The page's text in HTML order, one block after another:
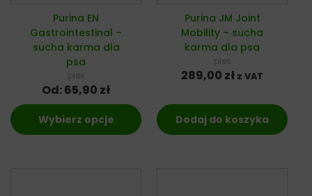
Purina EN
Gastrointestinal –
sucha karma dla
psa
pies
Od:65,90 zł
Wybierz opcje
Purina JM Joint
Mobility – sucha
karma dla psa
pies
289,00 zł z VAT
Dodaj do koszyka